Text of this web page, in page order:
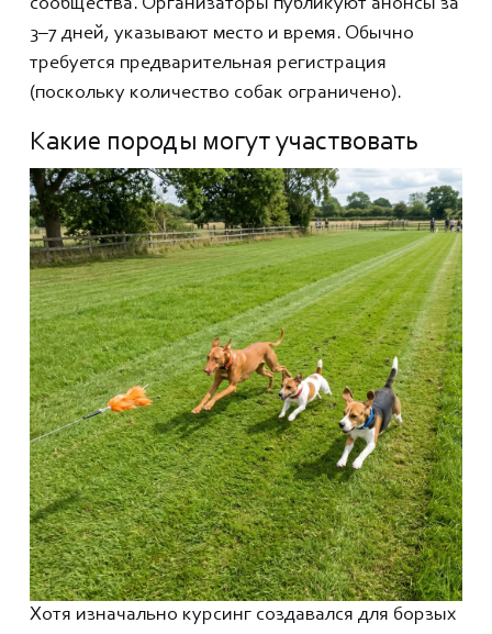
сообщества. Организаторы публикуют анонсы за
3–7 дней, указывают место и время. Обычно
требуется предварительная регистрация
(поскольку количество собак ограничено).
Какие породы могут участвовать
Хотя изначально курсинг создавался для борзых